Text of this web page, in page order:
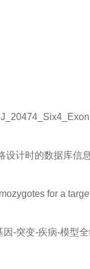
设计时的数据库信
for a
因-突变-疾病-模型